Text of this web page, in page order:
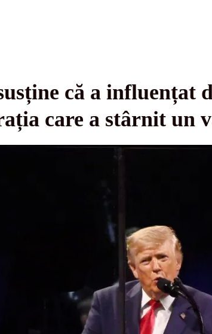
că a influențat
care a stârnit un